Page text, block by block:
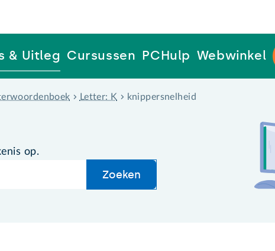
& Uitleg Cursussen PCHulp Webwinkel
Letter: K knippersnelheid
op.
Zoeken